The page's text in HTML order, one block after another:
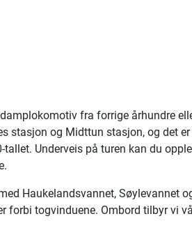
fra forrige århundre
stasjon og Midttun stasjon, og det
Underveis på turen kan du
Haukelandsvannet, Søylevannet
togvinduene. Ombord tilbyr vi